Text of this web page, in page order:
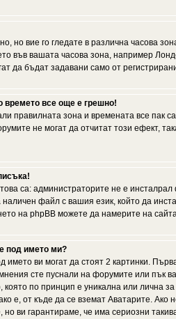
но вие го гледате в различна часова
във вашата часова зона, например
да бъдат задавани само от
времето все още е грешно!
правилната зона и времената все
не могат да отчитат този ефект,
са: администраторите не е
файл с вашия език, който да
на phpBB можете да намерите на
под името ми?
името ви могат да стоят 2 картинки.
сте пуснали на форумите или пък
която по принцип е уникална или лична
е, от къде да се вземат Аватарите.
но ви гарантираме, че има сериозни